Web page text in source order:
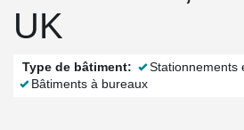
UK
Type de bâtiment:
Stationnements
Bâtiments à bureaux